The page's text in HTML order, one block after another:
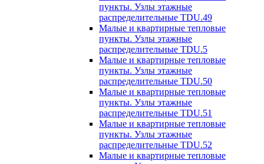
пункты. Узлы этажные
распределительные TDU.49
Малые и квартирные тепловые
пункты. Узлы этажные
распределительные TDU.5
Малые и квартирные тепловые
пункты. Узлы этажные
распределительные TDU.50
Малые и квартирные тепловые
пункты. Узлы этажные
распределительные TDU.51
Малые и квартирные тепловые
пункты. Узлы этажные
распределительные TDU.52
Малые и квартирные тепловые